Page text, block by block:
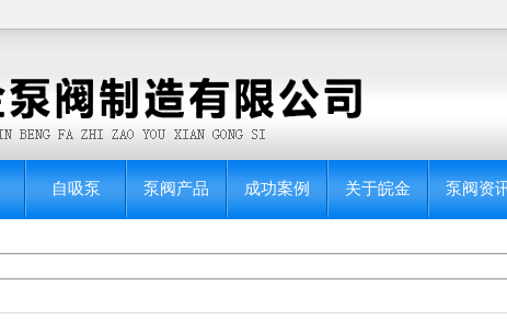
自吸泵 泵阀产品 成功案例 关于皖金 泵阀资